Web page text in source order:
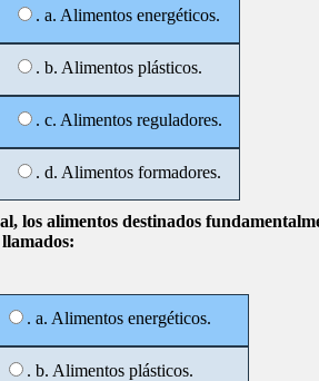
. a. Alimentos energéticos.
. b. Alimentos plásticos.
. c. Alimentos reguladores.
. d. Alimentos formadores.
los alimentos destinados
. a. Alimentos energéticos.
. b. Alimentos plásticos.